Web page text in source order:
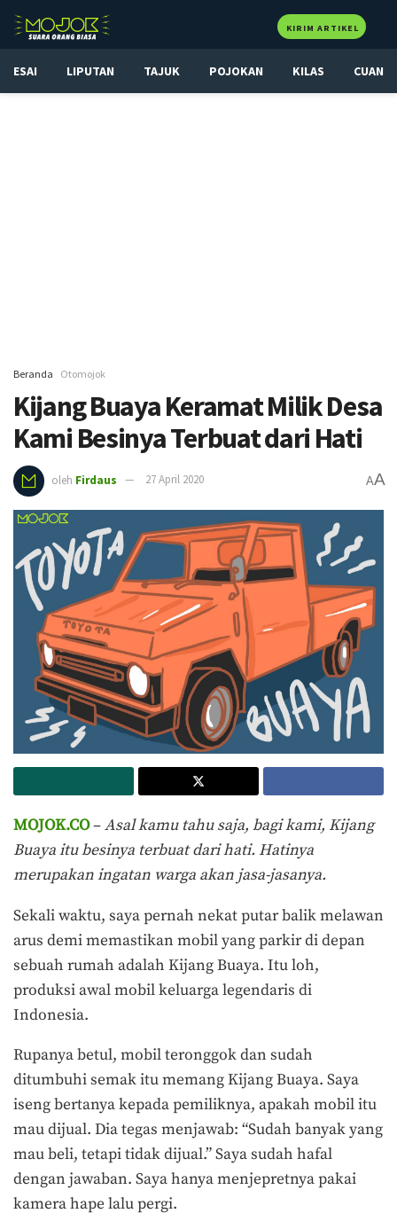
KIRIM ARTIKEL
ESAI LIPUTAN TAJUK POJOKAN KILAS CUAN
Beranda Otomojok
Kijang Buaya Keramat Milik Desa
Kami Besinya Terbuat dari Hati
oleh Firdaus 27 April 2020 AA
MOJOK.CO–Asal kamu tahu saja, bagi kami, Kijang
Buaya itu besinya terbuat dari hati. Hatinya
merupakan ingatan warga akan jasa-jasanya.
Sekali waktu, saya pernah nekat putar balik melawan
arus demi memastikan mobil yang parkir di depan
sebuah rumah adalah Kijang Buaya. Itu loh,
produksi awal mobil keluarga legendaris di
Indonesia.
Rupanya betul, mobil teronggok dan sudah
ditumbuhi semak itu memang Kijang Buaya. Saya
iseng bertanya kepada pemiliknya, apakah mobil itu
mau dijual. Dia tegas menjawab: “Sudah banyak yang
mau beli, tetapi tidak dijual.” Saya sudah hafal
dengan jawaban. Saya hanya menjepretnya pakai
kamera hape lalu pergi.